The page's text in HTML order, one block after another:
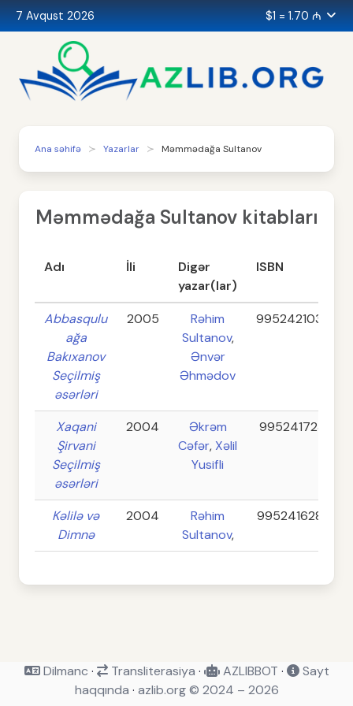
7 Avqust 2026 $1 = 1.70 ₼
Ana səhifə Yazarlar Məmmədağa Sultanov
Məmmədağa Sultanov kitabları
Adı İli
Digər
yazar(lar)
ISBN
Abbasqulu
ağa
Bakıxanov
Seçilmiş
əsərləri
2005
Rəhim
Sultanov,
Ənvər
Əhmədov
9952421034
Xaqani
Şirvani
Seçilmiş
əsərləri
2004
Əkrəm
Cəfər, Xəlil
Yusifli
9952417231
Kəlilə və
Dimnə
2004
Rəhim
Sultanov,
9952416287
Dilmanc · Transliterasiya · AZLIBBOT ·
Sayt
haqqında · azlib.org © 2024 – 2026